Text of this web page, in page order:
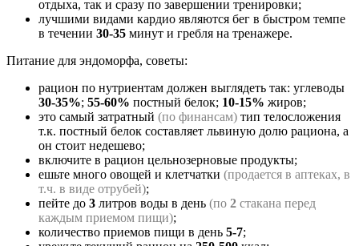
отдыха, так и сразу по завершении тренировки;
лучшими видами кардио являются бег в быстром темпе
в течении 30-35 минут и гребля на тренажере.
Питание для эндоморфа, советы:
рацион по нутриентам должен выглядеть так: углеводы
30-35%; 55-60% постный белок; 10-15% жиров;
это самый затратный (по финансам) тип телосложения
т.к. постный белок составляет львиную долю рациона, а
он стоит недешево;
включите в рацион цельнозерновые продукты;
ешьте много овощей и клетчатки (продается в аптеках, в
т.ч. в виде отрубей);
пейте до 3 литров воды в день (по 2 стакана перед
каждым приемом пищи);
количество приемов пищи в день 5-7;